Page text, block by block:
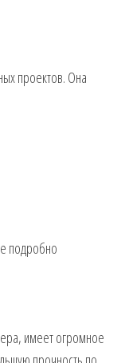
проектов. Она
подробно
имеет огромное